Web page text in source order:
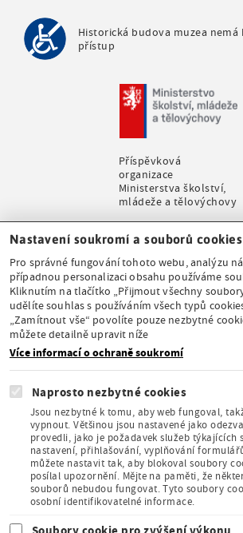
Historická budova muzea nemá
přístup
Příspěvková
organizace
Ministerstva školství,
mládeže a tělovýchovy
Stálá expozice pod
záštitou České
komise pro UNESCO
Člen Asociace
muzeí a galerií
České
republiky
Nastavení soukromí a souborů cookies
Pro správné fungování tohoto webu, analýzu
případnou personalizaci obsahu používáme
Kliknutím na tlačítko „Přijmout všechny
udělíte souhlas s používáním všech typů
„Zamítnout vše“ povolíte pouze nezbytné
můžete detailně upravit níže
Více informací o ochraně soukromí
Naprosto nezbytné cookies
Jsou nezbytné k tomu, aby web fungoval,
vypnout. Většinou jsou nastavené jako
provedli, jako je požadavek služeb týkajících
nastavení, přihlašování, vyplňování
můžete nastavit tak, aby blokoval soubory
posílal upozornění. Mějte na paměti, že
souborů nebudou fungovat. Tyto soubory
osobní identifikovatelné informace.